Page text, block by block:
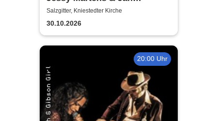
Fischer's Blues Support
Salzgitter, Kniestedter Kirche
30.10.2026
20:00 Uhr